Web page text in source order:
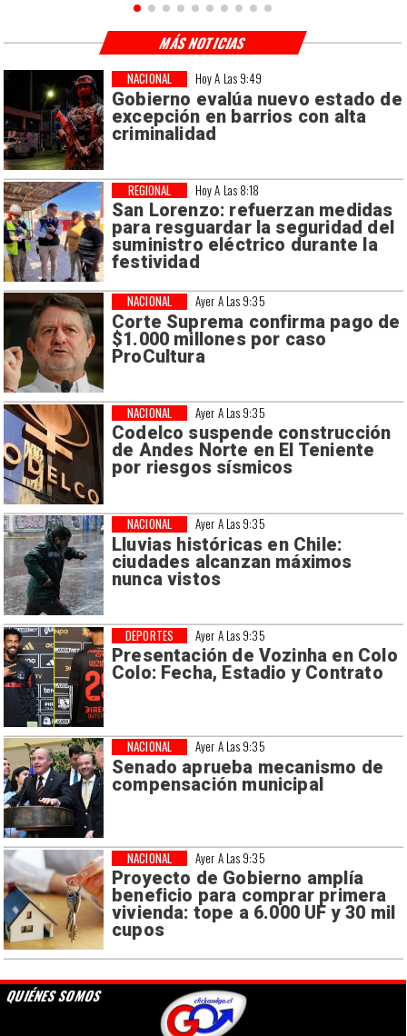
Hoy A Las 9:49
Gobierno evalúa nuevo estado de
excepción en barrios con alta
criminalidad
NACIONAL
Hoy A Las 8:18
San Lorenzo: refuerzan medidas
para resguardar la seguridad del
suministro eléctrico durante la
festividad
REGIONAL
Ayer A Las 9:35
Corte Suprema confirma pago de
$1.000 millones por caso
ProCultura
NACIONAL
Ayer A Las 9:35
Codelco suspende construcción
de Andes Norte en El Teniente
por riesgos sísmicos
NACIONAL
Ayer A Las 9:35
Lluvias históricas en Chile:
ciudades alcanzan máximos
nunca vistos
NACIONAL
Ayer A Las 9:35
Presentación de Vozinha en Colo
Colo: Fecha, Estadio y Contrato
DEPORTES
Ayer A Las 9:35
Senado aprueba mecanismo de
compensación municipal
NACIONAL
Ayer A Las 9:35
Proyecto de Gobierno amplía
beneficio para comprar primera
vivienda: tope a 6.000 UF y 30 mil
cupos
NACIONAL
MÁS NOTICIAS
QUIÉNES SOMOS